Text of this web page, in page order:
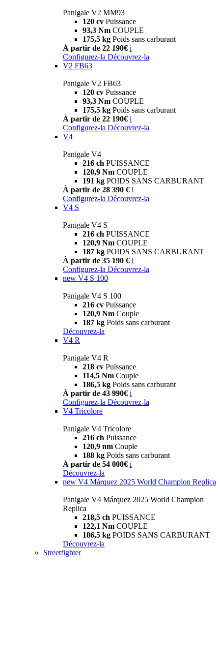
Panigale V2 MM93
120 cv Puissance
93,3 Nm COUPLE
175,5 kg Poids sans carburant
À partir de 22 190€ i
Configurez-la Découvrez-la
V2 FB63
Panigale V2 FB63
120 cv Puissance
93,3 Nm COUPLE
175,5 kg Poids sans carburant
À partir de 22 190€ i
Configurez-la Découvrez-la
V4
Panigale V4
216 ch PUISSANCE
120,9 Nm COUPLE
191 kg POIDS SANS CARBURANT
À partir de 28 390 € i
Configurez-la Découvrez-la
V4 S
Panigale V4 S
216 ch PUISSANCE
120,9 Nm COUPLE
187 kg POIDS SANS CARBURANT
À partir de 35 190 € i
Configurez-la Découvrez-la
new V4 S 100
Panigale V4 S 100
216 cv Puissance
120,9 Nm Couple
187 kg Poids sans carburant
Découvrez-la
V4 R
Panigale V4 R
218 cv Puissance
114,5 Nm Couple
186,5 kg Poids sans carburant
À partir de 43 990€ i
Configurez-la Découvrez-la
V4 Tricolore
Panigale V4 Tricolore
216 ch Puissance
120,9 nm Couple
188 kg Poids sans carburant
À partir de 54 000€ i
Découvrez-la
new V4 Márquez 2025 World Champion Replica
Panigale V4 Márquez 2025 World Champion
Replica
218,5 ch PUISSANCE
122,1 Nm COUPLE
186,5 kg POIDS SANS CARBURANT
Découvrez-la
Streetfighter